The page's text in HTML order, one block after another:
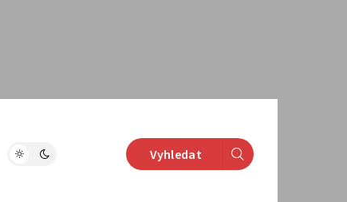
Vyhledat